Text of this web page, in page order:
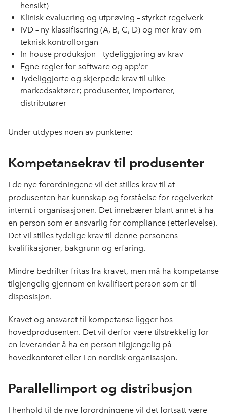
hensikt)
Klinisk evaluering og utprøving – styrket regelverk
IVD – ny klassifisering (A, B, C, D) og mer krav om
teknisk kontrollorgan
In-house produksjon – tydeliggjøring av krav
Egne regler for software og app’er
Tydeliggjorte og skjerpede krav til ulike
markedsaktører; produsenter, importører,
distributører
Under utdypes noen av punktene:
Kompetansekrav til produsenter
I de nye forordningene vil det stilles krav til at
produsenten har kunnskap og forståelse for regelverket
internt i organisasjonen. Det innebærer blant annet å ha
en person som er ansvarlig for compliance (etterlevelse).
Det vil stilles tydelige krav til denne personens
kvalifikasjoner, bakgrunn og erfaring.
Mindre bedrifter fritas fra kravet, men må ha kompetanse
tilgjengelig gjennom en kvalifisert person som er til
disposisjon.
Kravet og ansvaret til kompetanse ligger hos
hovedprodusenten. Det vil derfor være tilstrekkelig for
en leverandør å ha en person tilgjengelig på
hovedkontoret eller i en nordisk organisasjon.
Parallellimport og distribusjon
I henhold til de nye forordningene vil det fortsatt være